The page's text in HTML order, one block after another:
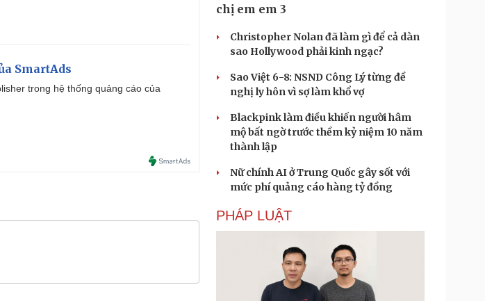
SmartAds
trong hệ thống quảng cáo của
chị em em 3
Christopher Nolan đã làm gì để cả dàn
sao Hollywood phải kinh ngạc?
Sao Việt 6-8: NSND Công Lý từng đề
nghị ly hôn vì sợ làm khổ vợ
Blackpink làm điều khiến người hâm
mộ bất ngờ trước thềm kỷ niệm 10 năm
thành lập
Nữ chính AI ở Trung Quốc gây sốt với
mức phí quảng cáo hàng tỷ đồng
PHÁP LUẬT